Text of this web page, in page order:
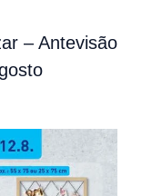
– Antevisão